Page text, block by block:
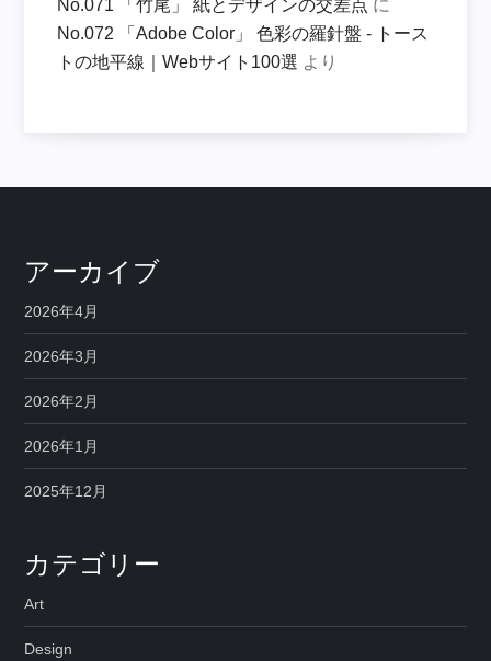
No.071 「竹尾」 紙とデザインの交差点 に
No.072 「Adobe Color」 色彩の羅針盤 - トース
トの地平線｜Webサイト100選 より
アーカイブ
2026年4月
2026年3月
2026年2月
2026年1月
2025年12月
カテゴリー
Art
Design